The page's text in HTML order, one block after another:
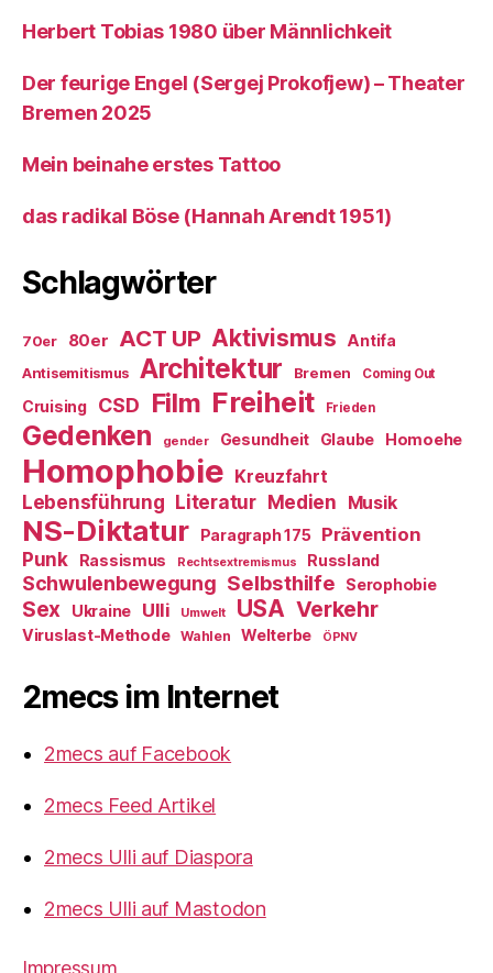
Herbert Tobias 1980 über Männlichkeit
Der feurige Engel (Sergej Prokofjew) – Theater
Bremen 2025
Mein beinahe erstes Tattoo
das radikal Böse (Hannah Arendt 1951)
Schlagwörter
70er 80er ACT UP Aktivismus Antifa
Antisemitismus Architektur Bremen Coming Out
Cruising CSD Film Freiheit Frieden
Gedenken gender Gesundheit Glaube Homoehe
Homophobie Kreuzfahrt
Lebensführung Literatur Medien Musik
NS-Diktatur Paragraph 175
Prävention
Punk
Rassismus Rechtsextremismus Russland
Schwulenbewegung Selbsthilfe Serophobie
Sex Ukraine Ulli Umwelt USA Verkehr
Viruslast-Methode Wahlen Welterbe ÖPNV
2mecs im Internet
2mecs auf Facebook
2mecs Feed Artikel
2mecs Ulli auf Diaspora
2mecs Ulli auf Mastodon
Impressum